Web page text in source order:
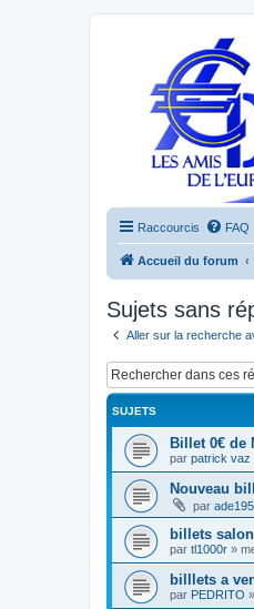
Raccourcis FAQ
Accueil du forum
Sujets sans
Aller sur la recherche
SUJETS
Billet 0€ de
par patrick vaz
Nouveau
par
billets
par tl1000r »
billlets a
par PEDRITO »